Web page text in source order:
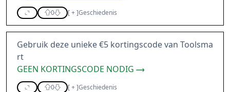
0 [+]Geschiedenis
Gebruik deze unieke €5 kortingscode van Toolsma
rt
GEEN KORTINGSCODE NODIG
0 [+]Geschiedenis